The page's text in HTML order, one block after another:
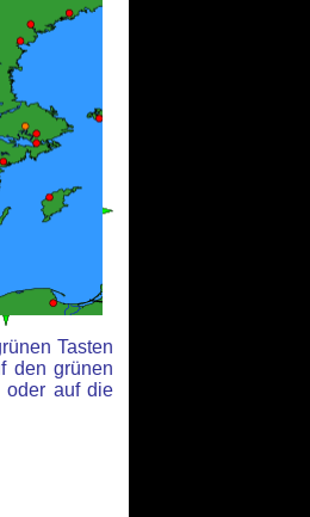
Tasten
den grünen
oder auf die